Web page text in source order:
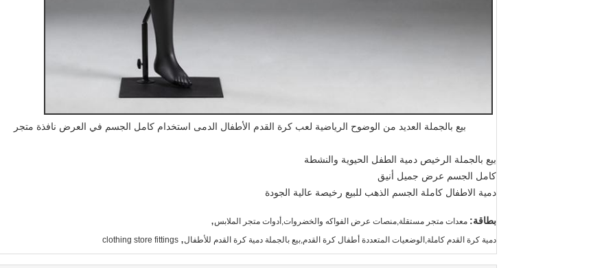
بيع بالجملة العديد من الوضوح الرياضية لعب كرة القدم الأطفال الدمى استخدام كامل الجسم في العرض نافذة متجر
بيع بالجملة الرخيص دمية الطفل الحيوية والنشطة
كامل الجسم عرض جميل أنيق
دمية الاطفال كاملة الجسم الذهب للبيع رخيصة عالية الجودة
بطاقة: معدات متجر مستقلة,منصات عرض الفواكه والخضروات,أدوات متجر الملابس,
دمية كرة القدم كاملة,الوضعيات المتعددة أطفال كرة القدم,بيع بالجملة دمية كرة القدم للأطفال,
clothing store fittings